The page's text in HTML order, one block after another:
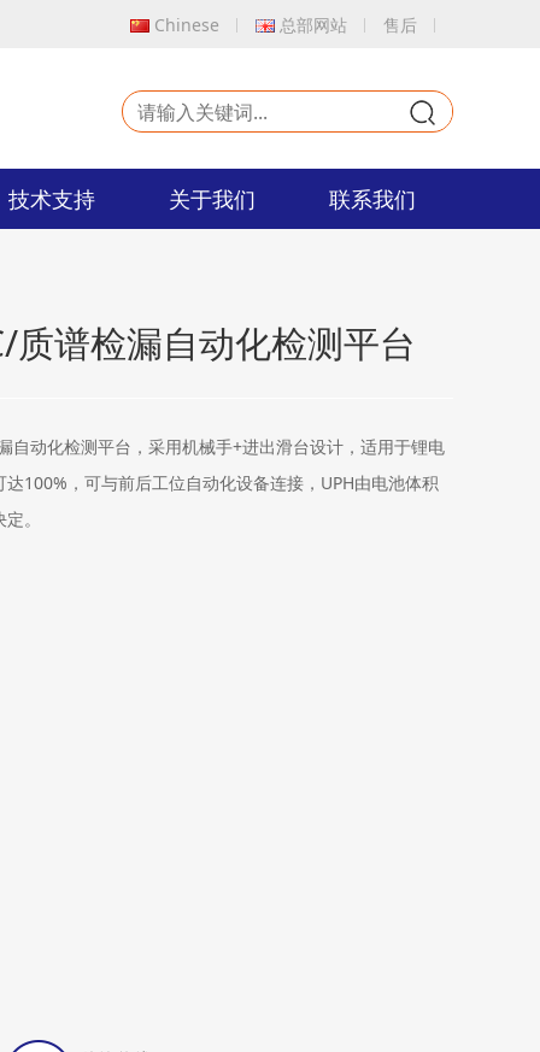
Chinese 总部网站 售后
技术支持 关于我们 联系我们
质谱检漏自动化检测平台
自动化检测平台，采用机械手+进出滑台设计，适用于锂电
100%，可与前后工位自动化设备连接，UPH由电池体积
。